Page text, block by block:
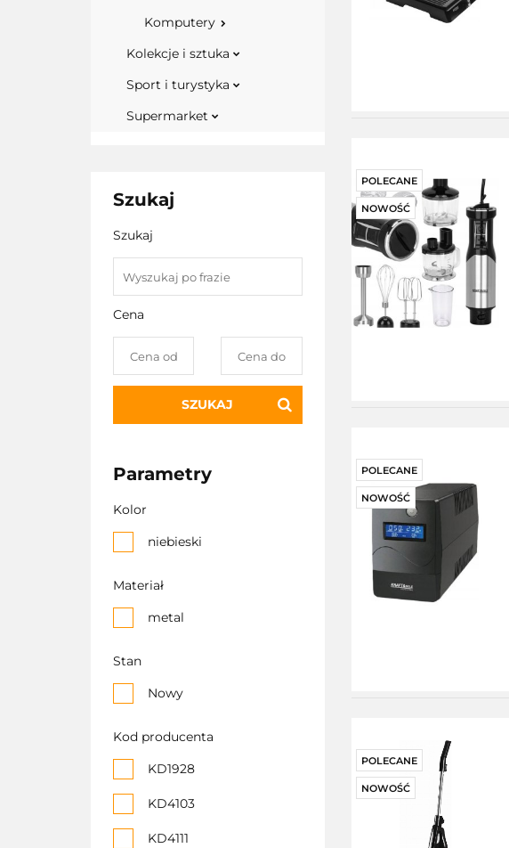
Komputery
Kolekcje i sztuka
Sport i turystyka
Supermarket
Szukaj
Szukaj
Cena
SZUKAJ
Parametry
Kolor
niebieski
Materiał
metal
Stan
Nowy
Kod producenta
KD1928
KD4103
KD4111
POLECANE
NOWOŚĆ
POLECANE
NOWOŚĆ
POLECANE
NOWOŚĆ